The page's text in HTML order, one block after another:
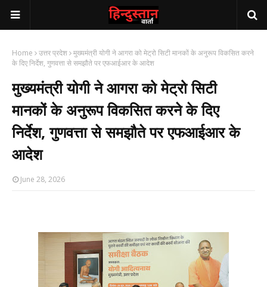
Home उत्तर प्रदेश मुख्यमंत्री योगी ने आगरा को मेट्रो सिटी मानकों के अनुरूप विकसित करने
के दिए निर्देश, गुणवत्ता से समझौते पर एफआईआर के आदेश
मुख्यमंत्री योगी ने आगरा को मेट्रो सिटी
मानकों के अनुरूप विकसित करने के दिए
निर्देश, गुणवत्ता से समझौते पर एफआईआर के
आदेश
June 28, 2026